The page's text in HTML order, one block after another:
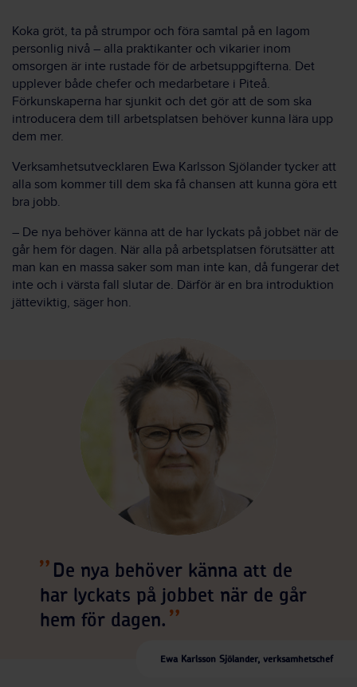
Koka gröt, ta på strumpor och föra samtal på en lagom
personlig nivå – alla praktikanter och vikarier inom
omsorgen är inte rustade för de arbetsuppgifterna. Det
upplever både chefer och medarbetare i Piteå.
Förkunskaperna har sjunkit och det gör att de som ska
introducera dem till arbetsplatsen behöver kunna lära upp
dem mer.
Verksamhetsutvecklaren Ewa Karlsson Sjölander tycker att
alla som kommer till dem ska få chansen att kunna göra ett
bra jobb.
– De nya behöver känna att de har lyckats på jobbet när de
går hem för dagen. När alla på arbetsplatsen förutsätter att
man kan en massa saker som man inte kan, då fungerar det
inte och i värsta fall slutar de. Därför är en bra introduktion
jätteviktig, säger hon.
De nya behöver känna att de
har lyckats på jobbet när de går
hem för dagen.
Ewa Karlsson Sjölander, verksamhetschef